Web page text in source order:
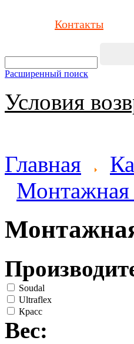
Контакты
Расширенный поиск
Условия
Главная
Монтажная
Soudal
Ultraflex
Красс
Вес: